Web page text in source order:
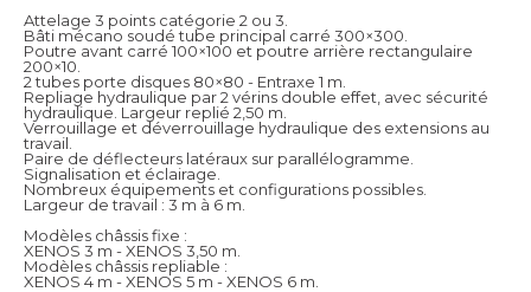
Attelage 3 points catégorie 2 ou 3.
Bâti mécano soudé tube principal carré 300×300.
Poutre avant carré 100×100 et poutre arrière rectangulaire
200×10.
2 tubes porte disques 80×80 - Entraxe 1 m.
Repliage hydraulique par 2 vérins double effet, avec sécurité
hydraulique. Largeur replié 2,50 m.
Verrouillage et déverrouillage hydraulique des extensions au
travail.
Paire de déflecteurs latéraux sur parallélogramme.
Signalisation et éclairage.
Nombreux équipements et configurations possibles.
Largeur de travail : 3 m à 6 m.
Modèles châssis fixe :
XENOS 3 m - XENOS 3,50 m.
Modèles châssis repliable :
XENOS 4 m - XENOS 5 m - XENOS 6 m.